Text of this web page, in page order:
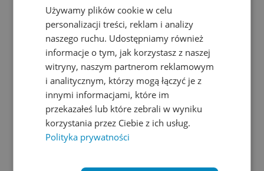
Używamy plików cookie w celu
personalizacji treści, reklam i analizy
naszego ruchu. Udostępniamy również
informacje o tym, jak korzystasz z naszej
witryny, naszym partnerom reklamowym
i analitycznym, którzy mogą łączyć je z
innymi informacjami, które im
przekazałeś lub które zebrali w wyniku
korzystania przez Ciebie z ich usług.
Polityka prywatności